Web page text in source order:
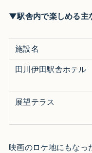
▼駅舎内で楽しめる主
施設名
田川伊田駅舎ホテル
展望テラス
映画のロケ地にもなっ